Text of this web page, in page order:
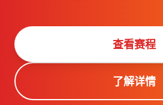
查看赛程
了解详情